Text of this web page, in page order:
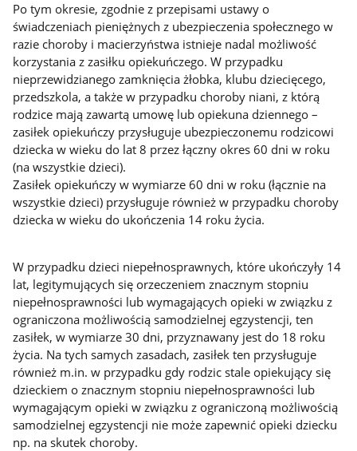
Po tym okresie, zgodnie z przepisami ustawy o
świadczeniach pieniężnych z ubezpieczenia społecznego w
razie choroby i macierzyństwa istnieje nadal możliwość
korzystania z zasiłku opiekuńczego. W przypadku
nieprzewidzianego zamknięcia żłobka, klubu dziecięcego,
przedszkola, a także w przypadku choroby niani, z którą
rodzice mają zawartą umowę lub opiekuna dziennego –
zasiłek opiekuńczy przysługuje ubezpieczonemu rodzicowi
dziecka w wieku do lat 8 przez łączny okres 60 dni w roku
(na wszystkie dzieci).
Zasiłek opiekuńczy w wymiarze 60 dni w roku (łącznie na
wszystkie dzieci) przysługuje również w przypadku choroby
dziecka w wieku do ukończenia 14 roku życia.
W przypadku dzieci niepełnosprawnych, które ukończyły 14
lat, legitymujących się orzeczeniem znacznym stopniu
niepełnosprawności lub wymagających opieki w związku z
ograniczona możliwością samodzielnej egzystencji, ten
zasiłek, w wymiarze 30 dni, przyznawany jest do 18 roku
życia. Na tych samych zasadach, zasiłek ten przysługuje
również m.in. w przypadku gdy rodzic stale opiekujący się
dzieckiem o znacznym stopniu niepełnosprawności lub
wymagającym opieki w związku z ograniczoną możliwością
samodzielnej egzystencji nie może zapewnić opieki dziecku
np. na skutek choroby.